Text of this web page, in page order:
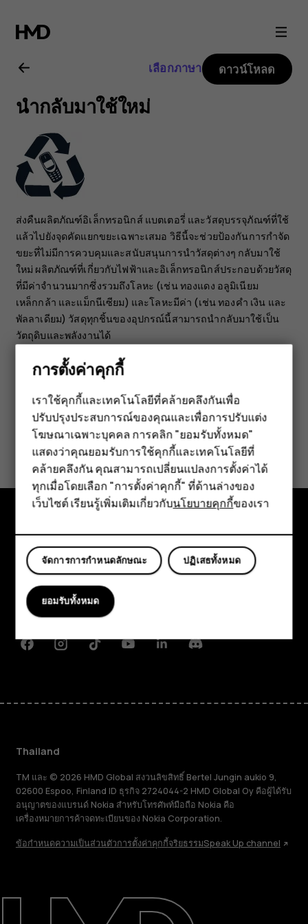
คู่มือ
ผู้
ใช้
Nokia
2.1
สมาร์ทโฟน
ฟีเจอร์โฟน
อุปกรณ์เสริม
แท็บเล็ต
เกี่ยวกับ
ซ่อมแซม ใช้ซ้ำ รีไซเคิล
เลือกภาษา ดาวน์โหลด
นำกลับมาใช้ใหม่
ส่งคืนผลิตภัณฑ์อิเล็กทรอนิกส์ แบตเตอรี่ และวัสดุบรรจุภัณฑ์ที่ใช้
แล้วไปยังจุดคัดแยกขยะเฉพาะเสมอ วิธีนี้จะช่วยป้องกันการกำจัด
ขยะที่ไม่มีการควบคุมและสนับสนุนการนำวัสดุต่างๆ กลับมาใช้
ใหม่ ผลิตภัณฑ์ที่เกี่ยวกับไฟฟ้าและอิเล็กทรอนิกส์ประกอบด้วยวัสดุ
ที่มีค่าจำนวนมากซึ่งรวมถึงโลหะ (เช่น ทองแดง อลูมิเนียม
เหล็กกล้า และแม็กนีเซียม) และโลหะมีค่า (เช่น ทองคำ เงิน และ
พัลลาเดียม) วัสดุทุกชิ้นของอุปกรณ์นี้สามารถนำกลับมาใช้เป็น
วัตถุดิบและพลังงานได้
ข้อมูลนี้มีประโยชน์กับคุณหรือไม่
ใช่ ไม่
สำรวจ
เกี่ยวกับ
Planet and people
FacebookInstagramTiktokYoutubeLinkedinDiscord
Thailand
TM และ © 2026 HMD Global สงวนลิขสิทธิ์ Bertel Jungin aukio 9,
02600 Espoo, Finland ID ธุรกิจ 2724044-2 HMD Global Oy คือผู้ได้รับ
อนุญาตของแบรนด์ Nokia สำหรับโทรศัพท์มือถือ Nokia คือ
เครื่องหมายการค้าจดทะเบียนของ Nokia Corporation.
ข้อกำหนดความเป็นส่วนตัวการตั้งค่าคุกกี้จริยธรรมSpeak Up channel
การตั้งค่าคุกกี้
เราใช้คุกกี้และเทคโนโลยีที่คล้ายคลึงกันเพื่อ
ปรับปรุงประสบการณ์ของคุณและเพื่อการปรับแต่ง
โฆษณาเฉพาะบุคคล การคลิก "ยอมรับทั้งหมด"
แสดงว่าคุณยอมรับการใช้คุกกี้และเทคโนโลยีที่
คล้ายคลึงกัน คุณสามารถเปลี่ยนแปลงการตั้งค่าได้
ทุกเมื่อโดยเลือก "การตั้งค่าคุกกี้" ที่ด้านล่างของ
เว็บไซต์ เรียนรู้เพิ่มเติมเกี่ยวกับนโยบายคุกกี้ของเรา
ปฏิเสธทั้งหมด
จัดการการกำหนดลักษณะ
ยอมรับทั้งหมด